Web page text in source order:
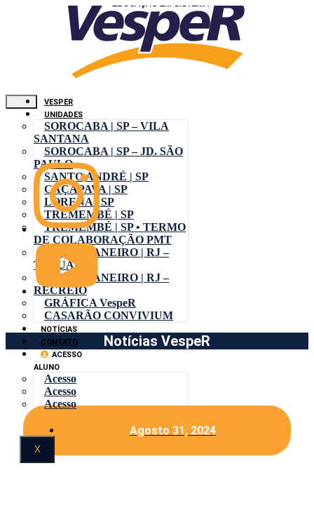
VESPER
UNIDADES
SOROCABA | SP – VILA
SANTANA
SOROCABA | SP – JD. SÃO
PAULO
SANTO ANDRÉ | SP
CAÇAPAVA | SP
LORENA | SP
TREMEMBÉ | SP
TREMEMBÉ | SP • TERMO
DE COLABORAÇÃO PMT
RIO DE JANEIRO | RJ –
TAQUARA
RIO DE JANEIRO | RJ –
RECREIO
GRÁFICA VespeR
CASARÃO CONVIVIUM
NOTÍCIAS
CONTATO
ACESSO
ALUNO
Acesso
Acesso
Acesso
X
Notícias VespeR
Agosto 31, 2024